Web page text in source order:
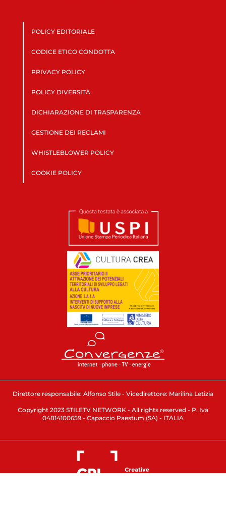
POLICY EDITORIALE
CODICE ETICO CONDOTTA
PRIVACY POLICY
POLICY DIVERSITÀ
DICHIARAZIONE DI TRASPARENZA
GESTIONE DEI RECLAMI
WHISTLEBLOWER POLICY
COOKIE POLICY
Direttore responsabile: Alfonso Stile - Vicedirettore: Marilina Letizia
Copyright 2023 STILETV NETWORK - All rights reserved - P. Iva
04814100659 - Capaccio Paestum (SA) - ITALIA